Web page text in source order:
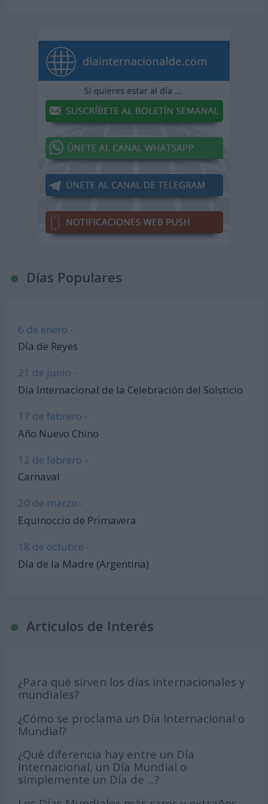
Días Populares
6 de enero -
Día de Reyes
21 de junio -
Día Internacional de la Celebración del Solsticio
17 de febrero -
Año Nuevo Chino
12 de febrero -
Carnaval
20 de marzo -
Equinoccio de Primavera
18 de octubre -
Día de la Madre (Argentina)
Articulos de Interés
¿Para qué sirven los días internacionales y
mundiales?
¿Cómo se proclama un Día Internacional o
Mundial?
¿Qué diferencia hay entre un Día
Internacional, un Día Mundial o
simplemente un Día de ...?